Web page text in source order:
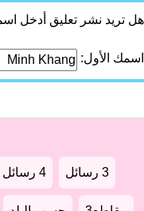
هل تريد نشر تعليق أدخل
اسمك الأول:
3 رسائل 4 رسائل